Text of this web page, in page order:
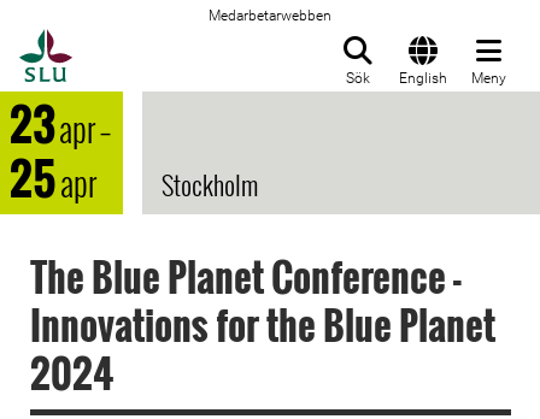
Medarbetarwebben
Sök English Meny
23apr–
25apr Stockholm
The Blue Planet Conference -
Innovations for the Blue Planet
2024